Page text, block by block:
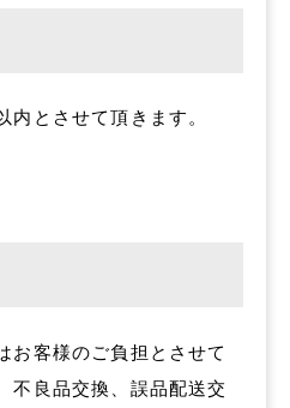
とさせて頂きます。
お客様のご負担とさせて
不良品交換、誤品配送交